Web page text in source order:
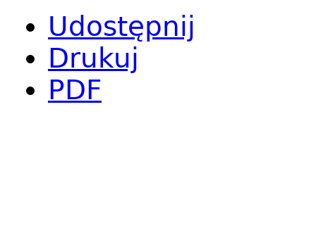
Udostępnij
Drukuj
PDF